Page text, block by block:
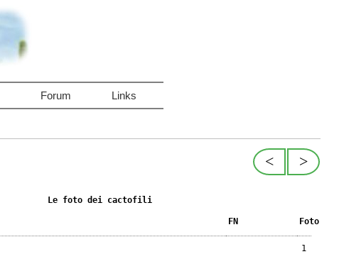
Forum Links
>
<
Le foto dei cactofili
FN Foto
1